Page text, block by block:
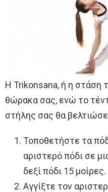
Η Trikonsana, ή η στάση
θώρακα σας, ενώ το
στήλης σας θα
Τοποθετήστε τα
αριστερό πόδι σε
δεξί πόδι 15 μοίρες.
Αγγίξτε τον